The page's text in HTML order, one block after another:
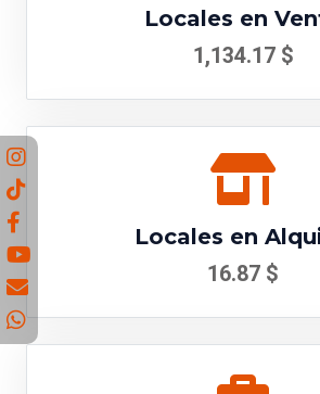
Locales en
1,134.17 $
Locales en
16.87 $